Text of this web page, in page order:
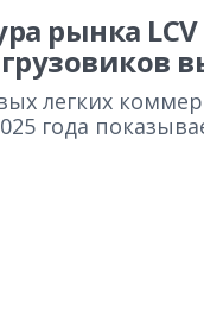
рынка
легких
года